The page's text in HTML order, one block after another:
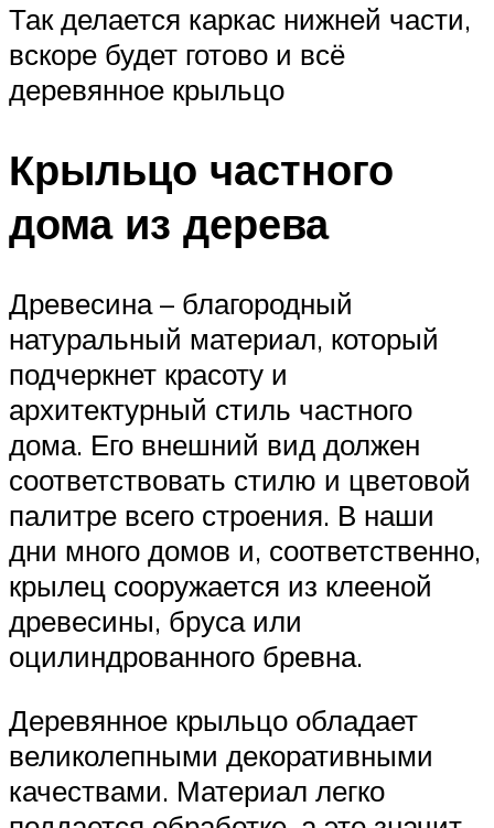
Так делается каркас нижней части,
вскоре будет готово и всё
деревянное крыльцо
Крыльцо частного
дома из дерева
Древесина – благородный
натуральный материал, который
подчеркнет красоту и
архитектурный стиль частного
дома. Его внешний вид должен
соответствовать стилю и цветовой
палитре всего строения. В наши
дни много домов и, соответственно,
крылец сооружается из клееной
древесины, бруса или
оцилиндрованного бревна.
Деревянное крыльцо обладает
великолепными декоративными
качествами. Материал легко